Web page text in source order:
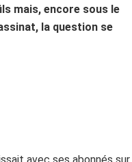
mais, encore sous le
la question se